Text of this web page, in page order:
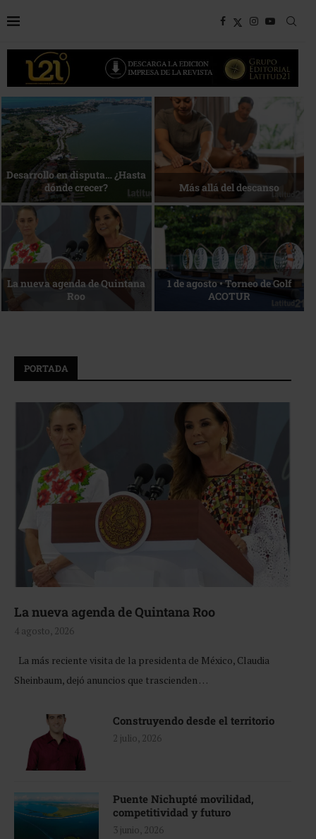
Bottega, un viaje servido a la
mesa
Energía que Impulsa la
competitividad
Reconocimiento de viajeros La esencia del servicio
PORTADA
La nueva agenda de Quintana Roo
4 agosto, 2026
La más reciente visita de la presidenta de México, Claudia
Sheinbaum, dejó anuncios que trascienden …
Construyendo desde el territorio
2 julio, 2026
Puente Nichupté movilidad,
competitividad y futuro
3 junio, 2026